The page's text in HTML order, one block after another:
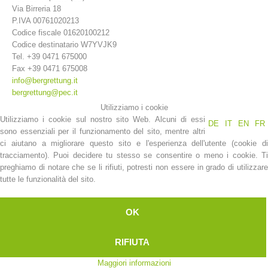
La storia
Via Birreria 18
P.IVA 00761020213
Codice fiscale 01620100212
Codice destinatario W7YVJK9
Tel. +39 0471 675000
Fax +39 0471 675008
info@bergrettung.it
bergrettung@pec.it
Utilizziamo i cookie
DE
IT EN FR
Utilizziamo i cookie sul nostro sito Web. Alcuni di essi
sono essenziali per il funzionamento del sito, mentre altri
ci aiutano a migliorare questo sito e l'esperienza dell'utente (cookie di
tracciamento). Puoi decidere tu stesso se consentire o meno i cookie. Ti
preghiamo di notare che se li rifiuti, potresti non essere in grado di utilizzare
tutte le funzionalità del sito.
OK
RIFIUTA
Maggiori informazioni